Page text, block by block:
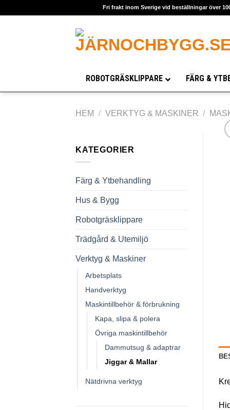
Fri frakt inom Sverige vid beställningar över
ROBOTGRÄSKLIPPARE FÄRG &
HEM / VERKTYG & MASKINER /
KATEGORIER
Färg & Ytbehandling
Hus & Bygg
Robotgräsklippare
Trädgård & Utemiljö
Verktyg & Maskiner
Arbetsplats
Handverktyg
Maskintillbehör & förbrukning
Kapa, slipa & polera
Övriga maskintillbehör
Dammutsug & adaptrar
Jiggar & Mallar
Nätdrivna verktyg